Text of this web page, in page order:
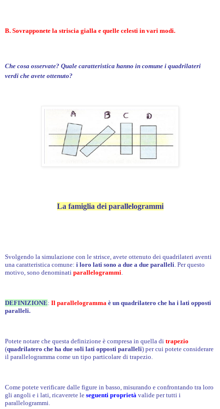
B. Sovrapponete la striscia gialla e quelle celesti in vari modi.
Che cosa osservate? Quale caratteristica hanno in comune i quadrilateri
verdi che avete ottenuto?
La famiglia dei parallelogrammi
Svolgendo la simulazione con le strisce, avete ottenuto dei quadrilateri aventi
una caratteristica comune: i loro lati sono a due a due paralleli. Per questo
motivo, sono denominati parallelogrammi.
DEFINIZIONE: Il parallelogramma è un quadrilatero che ha i lati opposti
paralleli.
Potete notare che questa definizione è compresa in quella di trapezio
(quadrilatero che ha due soli lati opposti paralleli) per cui potete considerare
il parallelogramma come un tipo particolare di trapezio.
Come potete verificare dalle figure in basso, misurando e confrontando tra loro
gli angoli e i lati, ricaverete le seguenti proprietà valide per tutti i
parallelogrammi.